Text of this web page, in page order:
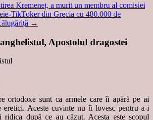
Kremeneț, a murit un membru al comisiei
TikToker din Grecia cu 480.000 de
→
Apostolul dragostei
ortodoxe sunt ca armele care îi apără pe ai
Aceste cuvinte nu îi lovesc pentru a-i
după ce au căzut. Acesta este scopul